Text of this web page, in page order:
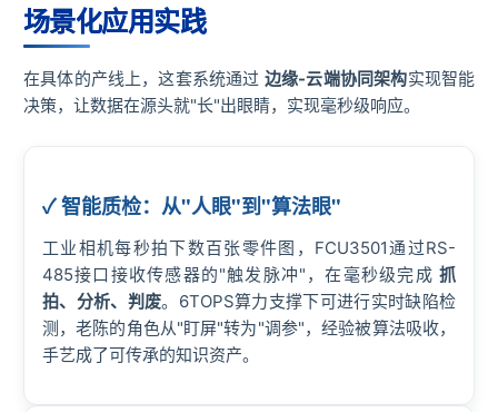
场景化应用实践
在具体的产线上，这套系统通过 边缘-云端协同架构实现智能
决策，让数据在源头就"长"出眼睛，实现毫秒级响应。
✓ 智能质检：从"人眼"到"算法眼"
工业相机每秒拍下数百张零件图，FCU3501通过RS-
485接口接收传感器的"触发脉冲"，在毫秒级完成抓
拍、分析、判废。6TOPS算力支撑下可进行实时缺陷检
测，老陈的角色从"盯屏"转为"调参"，经验被算法吸收，
手艺成了可传承的知识资产。